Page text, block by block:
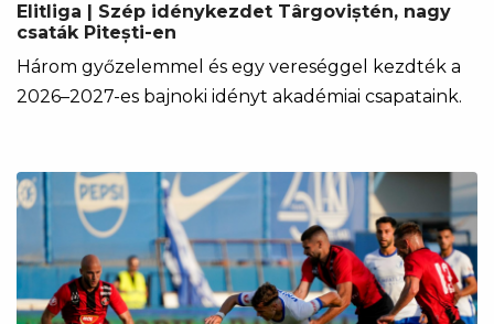
Elitliga | Szép idénykezdet Târgoviștén, nagy
csaták Pitești-en
Három győzelemmel és egy vereséggel kezdték a
2026–2027-es bajnoki idényt akadémiai csapataink.